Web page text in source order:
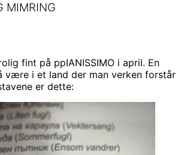
MIMRING
fint på ppIANISSIMO i april. En
i et land der man verken forstår
er dette: